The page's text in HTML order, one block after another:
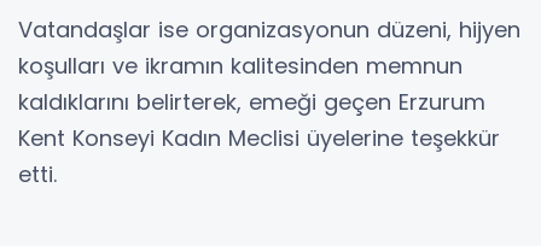
Vatandaşlar ise organizasyonun düzeni, hijyen
koşulları ve ikramın kalitesinden memnun
kaldıklarını belirterek, emeği geçen Erzurum
Kent Konseyi Kadın Meclisi üyelerine teşekkür
etti.